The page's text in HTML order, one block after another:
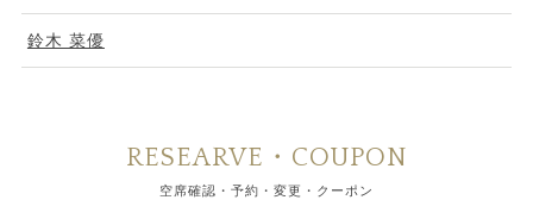
鈴木 菜優
RESEARVE・COUPON
空席確認・予約・変更・クーポン